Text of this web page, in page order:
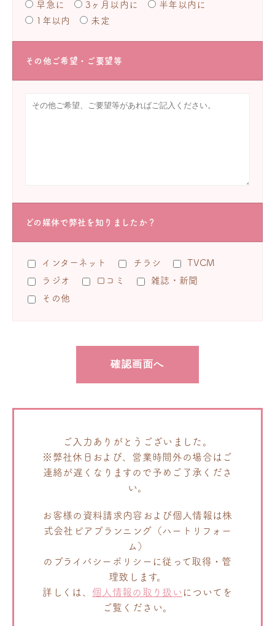
早急に 3ヶ月以内に
半年以内に
1年以内
未定
その他ご希望・ご要望等
どの媒体で弊社を知りましたか？
インターネット チラシ
TVCM
ラジオ
口コミ
雑誌・新聞
その他
ご入力ありがとうございました。
※弊社休日および、営業時間外の場合はご
連絡が遅くなりますので予めご了承くださ
い。
お客様の資料請求内容および個人情報は株
式会社ピアプランニング（ハートリフォー
ム）
のプライバシーポリシーに従って取得・管
理致します。
詳しくは、 個人情報の取り扱い についてを
ご覧ください。